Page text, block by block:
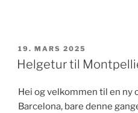
PUBLISERT
19. MARS 2025
Helgetur til
Hei og velkommen til en ny
Barcelona, bare denne